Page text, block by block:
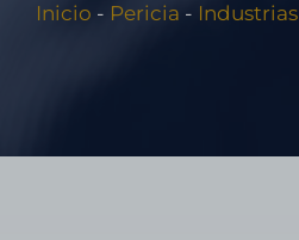
Inicio - Pericia - Industrias